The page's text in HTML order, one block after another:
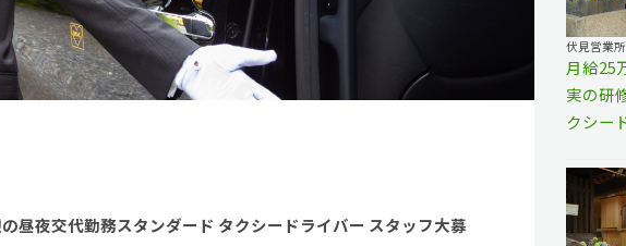
昼夜交代勤務スタンダード タクシードライバー スタッフ大募
伏見営業
月給25
実の研
クシー